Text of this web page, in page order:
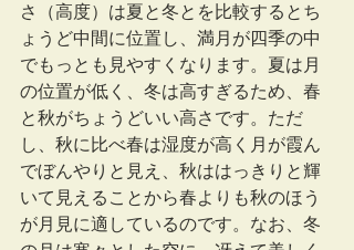
さ（高度）は夏と冬とを比較するとち
ょうど中間に位置し、満月が四季の中
でもっとも見やすくなります。夏は月
の位置が低く、冬は高すぎるため、春
と秋がちょうどいい高さです。ただ
し、秋に比べ春は湿度が高く月が霞ん
でぼんやりと見え、秋ははっきりと輝
いて見えることから春よりも秋のほう
が月見に適しているのです。なお、冬